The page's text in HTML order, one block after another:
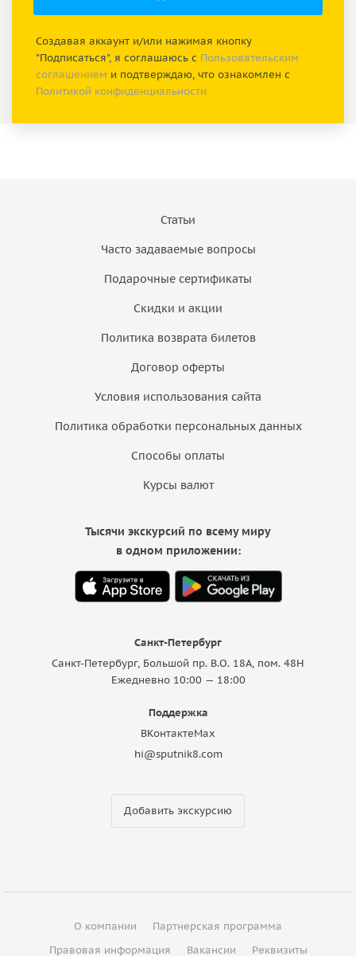
Создавая аккаунт и/или нажимая кнопку
"Подписаться", я соглашаюсь с Пользовательским
соглашением и подтверждаю, что ознакомлен с
Политикой конфиденциальности
Статьи
Часто задаваемые вопросы
Подарочные сертификаты
Скидки и акции
Политика возврата билетов
Договор оферты
Условия использования сайта
Политика обработки персональных данных
Способы оплаты
Курсы валют
Санкт-Петербург
Санкт-Петербург, Большой пр. В.О. 18A, пом. 48Н
Ежедневно 10:00 — 18:00
Поддержка
ВКонтактеMax
hi@sputnik8.com
Добавить экскурсию
Тысячи экскурсий по всему миру
в одном приложении:
О компании
Партнерская программа
Правовая информация
Вакансии Реквизиты